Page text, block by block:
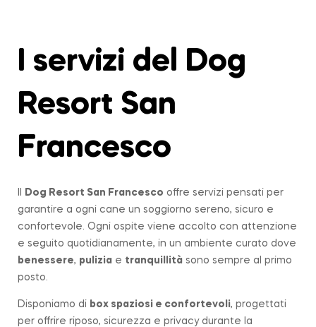
I servizi del Dog
Resort San
Francesco
Dog Resort San Francesco offre servizi pensati per
garantire a ogni cane un soggiorno sereno, sicuro e
confortevole. Ogni ospite viene accolto con attenzione
e seguito quotidianamente, in un ambiente curato dove
benessere, pulizia e tranquillità sono sempre al primo
posto.
Disponiamo di box spaziosi e confortevoli, progettati
per offrire riposo, sicurezza e privacy durante la